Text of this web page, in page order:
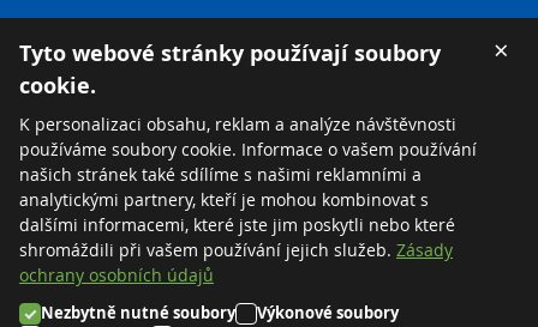
FINCLUB plus, a.s.
Karvinská 21
737 01 Český Těšín
Česká republika
Tel:+420 558 711 550
Zdarma:
+420 800 169 570
×
Tyto webové stránky používají soubory
cookie.
K personalizaci obsahu, reklam a analýze návštěvnosti
používáme soubory cookie. Informace o vašem používání
našich stránek také sdílíme s našimi reklamními a
analytickými partnery, kteří je mohou kombinovat s
dalšími informacemi, které jste jim poskytli nebo které
shromáždili při vašem používání jejich služeb. Zásady
ochrany osobních údajů
Nezbytně nutné soubory
Výkonové soubory